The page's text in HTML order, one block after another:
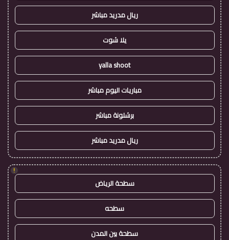
ريال مدريد مباشر
يلا شوت
yalla shoot
مباريات اليوم مباشر
برشلونة مباشر
ريال مدريد مباشر
!
سطحة الرياض
سطحه
سطحة بين المدن